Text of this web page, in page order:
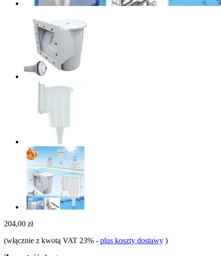
204,00 zł
(włącznie z kwotą VAT 23% - plus koszty dostawy )